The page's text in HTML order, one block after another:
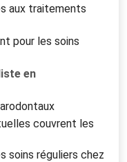
aux traitements
pour les soins
en
couvrent les
soins réguliers chez